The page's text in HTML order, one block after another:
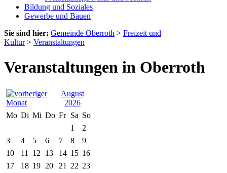
Bildung und Soziales
Gewerbe und Bauen
Sie sind hier: Gemeinde Oberroth > Freizeit und
Kultur> Veranstaltungen
Veranstaltungen in Oberroth
August
2026
Mo Di Mi Do Fr Sa So
1
2
3
4 5 6 7 8
9
10
11 12 13 14 15 16
17
18 19 20 21 22 23